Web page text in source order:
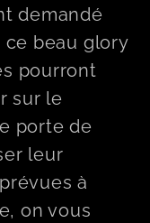
demandé
beau glory
pourront
sur le
porte de
leur
à
on vous